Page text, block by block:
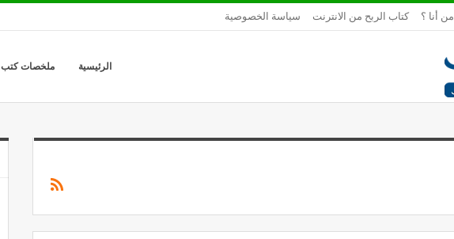
من أنا ؟ كتاب الربح من الانترنت سياسة الخصوصية
الرئيسية ملخصات كتب